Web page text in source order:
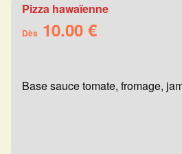
Pizza hawaïenne
Dès 10.00 €
Base sauce tomate, fromage,